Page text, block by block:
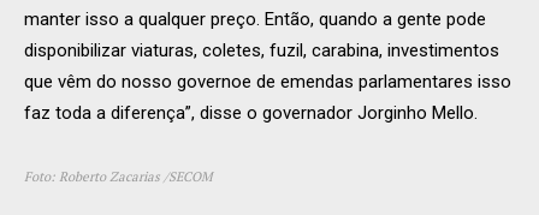
manter isso a qualquer preço. Então, quando a gente pode
disponibilizar viaturas, coletes, fuzil, carabina, investimentos
que vêm do nosso governoe de emendas parlamentares isso
faz toda a diferença”, disse o governador Jorginho Mello.
Foto: Roberto Zacarias /SECOM